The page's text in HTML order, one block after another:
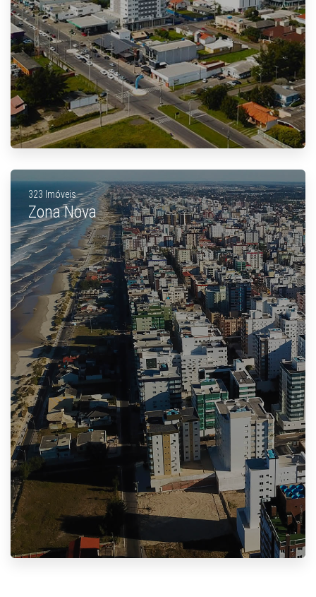
323 Imóveis
Zona Nova